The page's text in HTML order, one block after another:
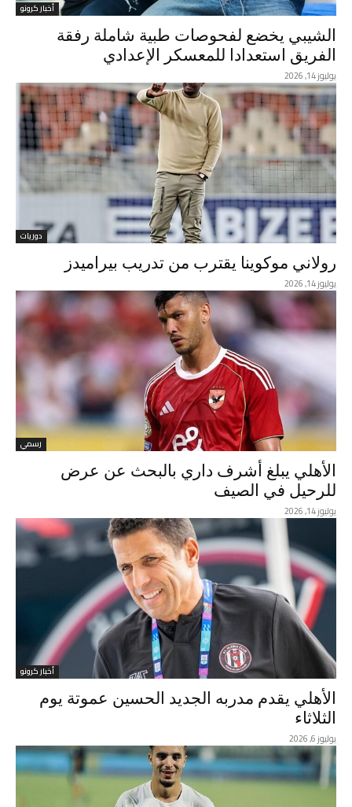
أخبار كرونو
الشيبي يخضع لفحوصات طبية شاملة رفقة
الفريق استعدادا للمعسكر الإعدادي
يوليوز 14, 2026
دوريات
رولاني موكوينا يقترب من تدريب بيراميدز
يوليوز 14, 2026
رسمي
الأهلي يبلغ أشرف داري بالبحث عن عرض
للرحيل في الصيف
يوليوز 14, 2026
أخبار كرونو
الأهلي يقدم مدربه الجديد الحسين عموتة يوم
الثلاثاء
يوليوز 6, 2026